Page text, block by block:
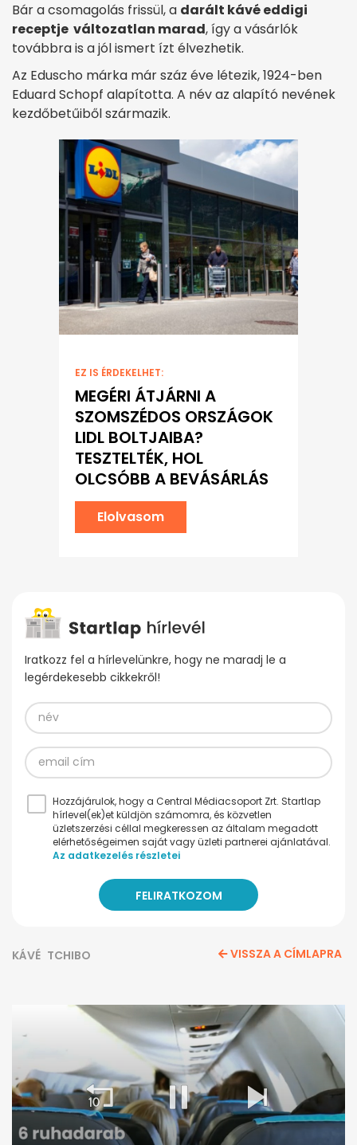
Bár a csomagolás frissül, a darált kávé eddigi
receptje változatlan marad, így a vásárlók
továbbra is a jól ismert ízt élvezhetik.
Az Eduscho márka már száz éve létezik, 1924-ben
Eduard Schopf alapította. A név az alapító nevének
kezdőbetűiből származik.
EZ IS ÉRDEKELHET:
MEGÉRI ÁTJÁRNI A
SZOMSZÉDOS ORSZÁGOK
LIDL BOLTJAIBA?
TESZTELTÉK, HOL
OLCSÓBB A BEVÁSÁRLÁS
Elolvasom
Iratkozz fel a hírlevelünkre, hogy ne maradj le a
legérdekesebb cikkekről!
Hozzájárulok, hogy a Central Médiacsoport Zrt. Startlap
hírlevel(ek)et küldjön számomra, és közvetlen
üzletszerzési céllal megkeressen az általam megadott
elérhetőségeimen saját vagy üzleti partnerei ajánlatával.
Az adatkezelés részletei
KÁVÉ TCHIBO VISSZA A CÍMLAPRA